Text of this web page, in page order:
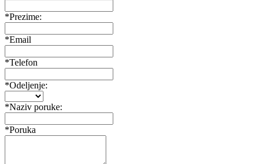
*Prezime:
*Email
*Telefon
*Odeljenje:
*Naziv poruke:
*Poruka